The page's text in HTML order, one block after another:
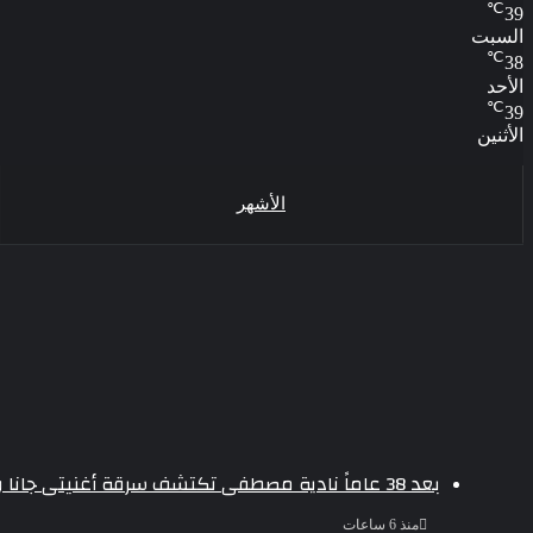
39
℃
السبت
38
℃
الأحد
39
℃
الأثنين
الأشهر
بعد 38 عاماً نادية مصطفى تكتشف سرقة أغنيتى جانا وسلامات مكنتش أعرف
منذ 6 ساعات